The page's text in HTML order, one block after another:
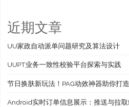
近期文章
UU家政自动派单问题研究及算法设计
UUPT业务一致性校验平台探索与实践
节日换肤新玩法！PAG动效神器助你打
Android实时订单信息展示：推送与拉取